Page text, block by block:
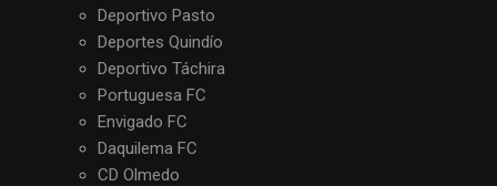
Deportivo Pasto
Deportes Quindío
Deportivo Táchira
Portuguesa FC
Envigado FC
Daquilema FC
CD Olmedo